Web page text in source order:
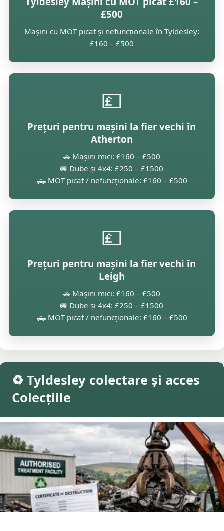
£500
Mașini cu MOT picat și nefuncționale în Tyldesley:
£160 – £500
💷
Prețuri pentru mașini la fier vechi în
Atherton
🚗 Mașini mici: £160 – £500
🚐 Dube și 4x4: £250 – £1500
🛻 MOT picat / nefuncționale: £160 – £500
💷
Prețuri pentru mașini la fier vechi în
Leigh
🚗 Mașini mici: £160 – £500
🚐 Dube și 4x4: £250 – £1500
🛻 MOT picat / nefuncționale: £160 – £500
♻️ Tyldesley colectare și acces
Colecțiile